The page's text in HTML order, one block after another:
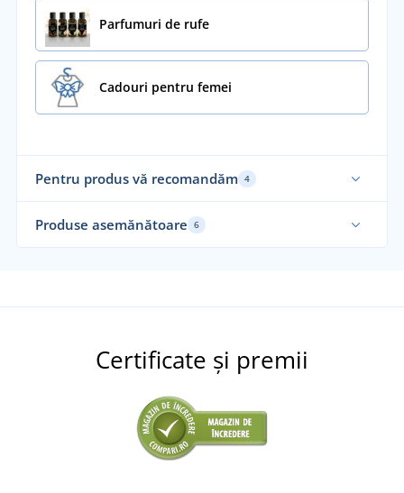
Parfumuri de rufe
Cadouri pentru femei
Pentru produs vă recomandăm 4
Produse asemănătoare 6
Certificate și premii